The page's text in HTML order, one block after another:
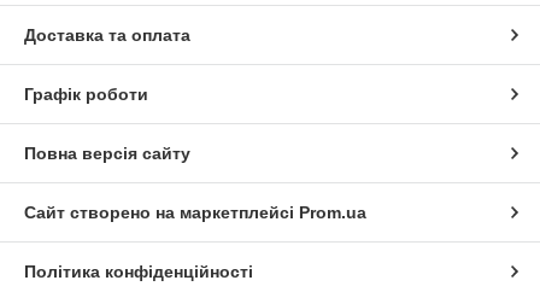
Доставка та оплата
Графік роботи
Повна версія сайту
Сайт створено на маркетплейсі Prom.ua
Політика конфіденційності